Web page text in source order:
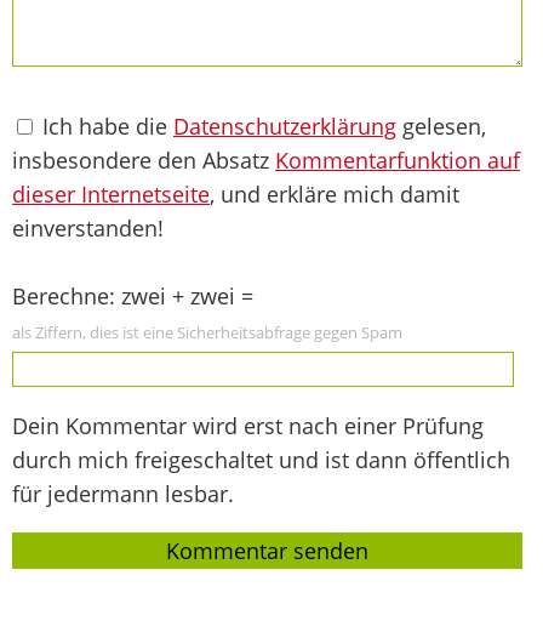
Ich habe die Datenschutzerklärung gelesen,
insbesondere den Absatz Kommentarfunktion auf
dieser Internetseite, und erkläre mich damit
einverstanden!
Berechne: zwei + zwei =
als Ziffern, dies ist eine Sicherheitsabfrage gegen Spam
Dein Kommentar wird erst nach einer Prüfung
durch mich freigeschaltet und ist dann öffentlich
für jedermann lesbar.